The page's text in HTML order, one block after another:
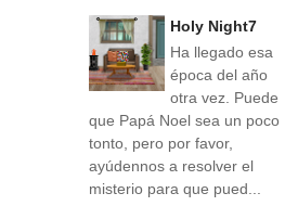
Holy Night7
Ha llegado esa
época del año
otra vez. Puede
que Papá Noel sea un poco
tonto, pero por favor,
ayúdennos a resolver el
misterio para que pued...